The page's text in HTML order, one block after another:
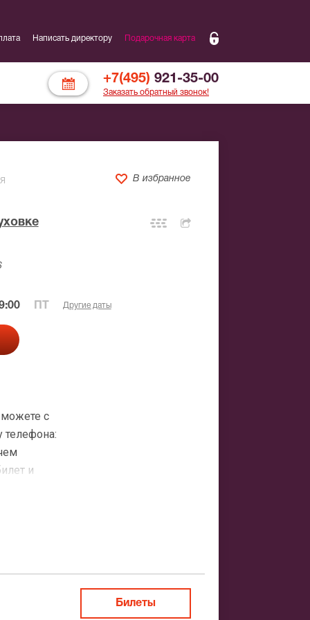
Написать директору Подарочная карта
+7(495) 921-35-00
Заказать обратный звонок!
В избранное
Другие даты
с
и
заказ
Билеты